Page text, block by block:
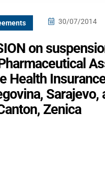
30/07/2014
on
Health
Zenica